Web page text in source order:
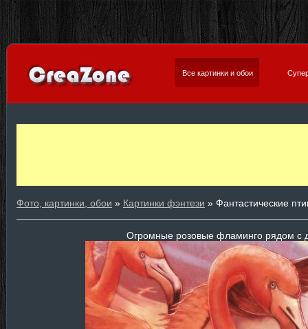
Все картинки и обои
Фото, картинки, обои » Картинки фэнтези » Фантастические
Огромные розовые фламинго рядом с